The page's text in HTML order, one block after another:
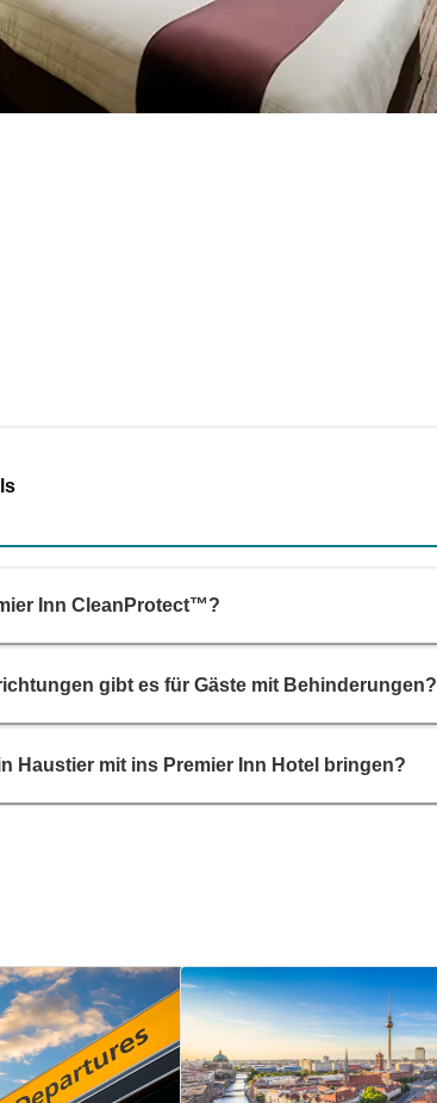
Inn CleanProtect™?
gibt es für Gäste mit Behinderungen?
Haustier mit ins Premier Inn Hotel bringen?